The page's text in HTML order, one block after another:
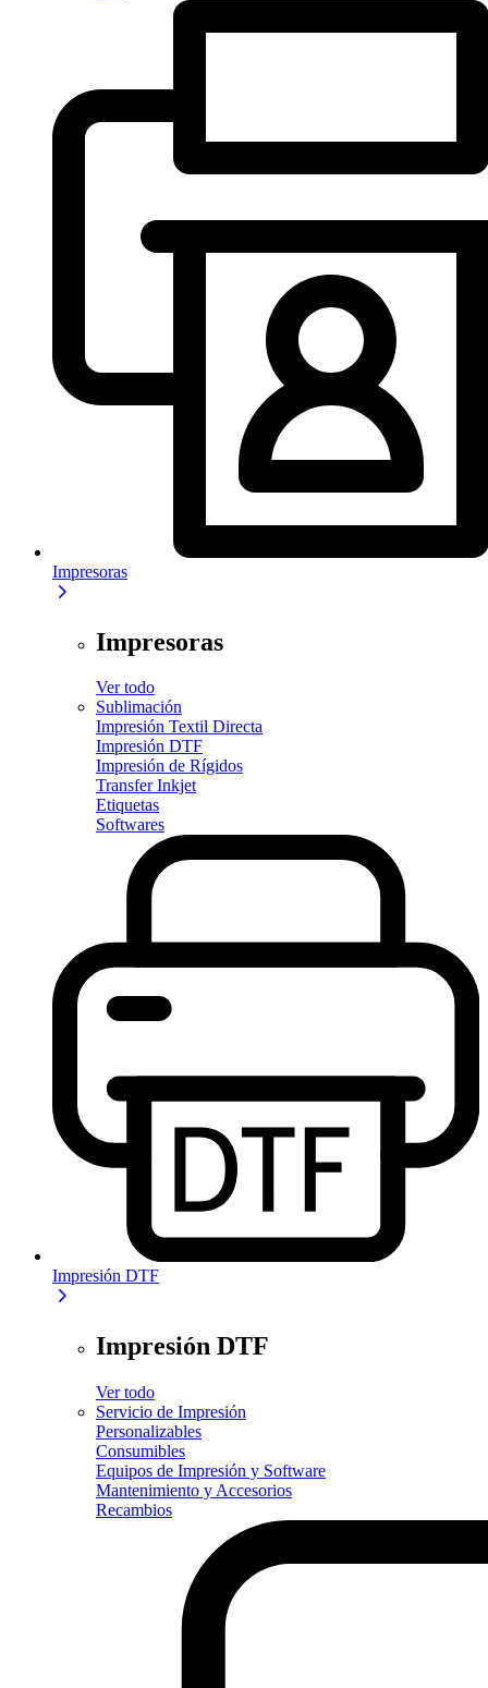
Impresoras
Impresoras
Ver todo
Sublimación
Impresión Textil Directa
Impresión DTF
Impresión de Rígidos
Transfer Inkjet
Etiquetas
Softwares
Impresión DTF
Impresión DTF
Ver todo
Servicio de Impresión
Personalizables
Consumibles
Equipos de Impresión y Software
Mantenimiento y Accesorios
Recambios